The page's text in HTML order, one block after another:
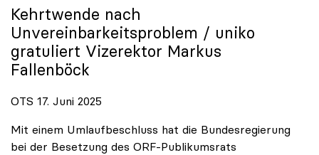
Kehrtwende nach
Unvereinbarkeitsproblem / uniko
gratuliert Vizerektor Markus
Fallenböck
OTS 17. Juni 2025
Mit einem Umlaufbeschluss hat die Bundesregierung
bei der Besetzung des ORF-Publikumsrats